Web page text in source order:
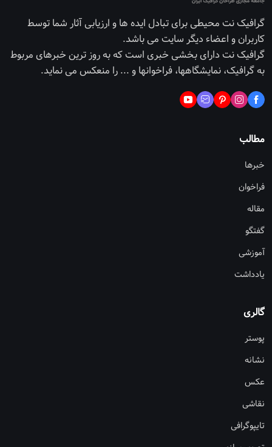
گرافیک نت محیطی برای تبادل ایده ها و ارزیابی آثار شما توسط
کاربران و اعضاء دیگر سایت می باشد.
گرافیک نت دارای بخشی خبری است که به روز ترین خبرهای مربوط
به گرافیک، نمایشگاهها، فراخوانها و ... را منعکس می نماید.
مطالب
خبرها
فراخوان
مقاله
گفتگو
آموزشی
یادداشت
گالری
پوستر
نشانه
عکس
نقاشی
تایپوگرافی